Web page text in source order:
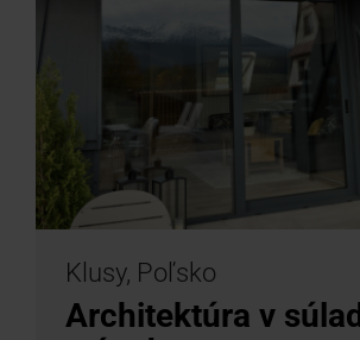
Klusy, Poľsko
Architektúra v